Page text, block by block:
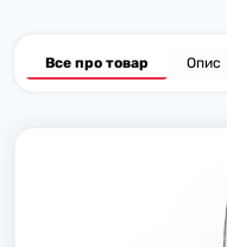
Все про товар Опис